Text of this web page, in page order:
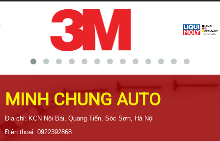
MINH CHUNG AUTO
Địa chỉ: KCN Nội Bài, Quang Tiến, Sóc Sơn, Hà Nội
Điện thoại: 0922392868